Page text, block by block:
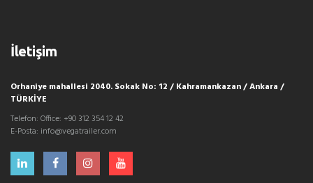
İletişim
Orhaniye mahallesi 2040. Sokak No: 12 / Kahramankazan / Ankara /
TÜRKİYE
Telefon: Office: +90 312 354 12 42
E-Posta: info@vegatrailer.com